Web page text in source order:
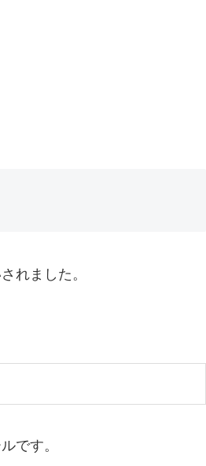
れました。
です。